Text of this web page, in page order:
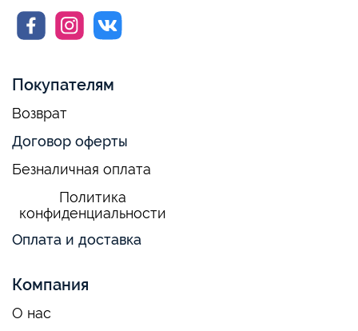
Покупателям
Возврат
Договор оферты
Безналичная оплата
Политика
конфиденциальности
Оплата и доставка
Компания
О нас